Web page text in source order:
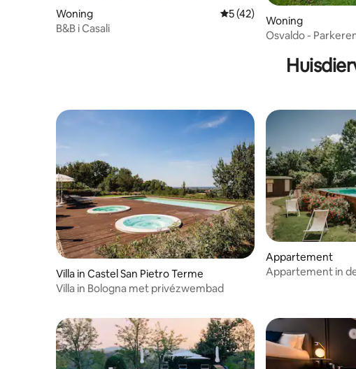
Woning Gemiddelde beoordeling
5 (42)
B&B i Casali
Woning
Osvaldo -
Villa in Castel San Pietro Terme
Villa in Bologna met privézwembad
Appartement
Appartement in